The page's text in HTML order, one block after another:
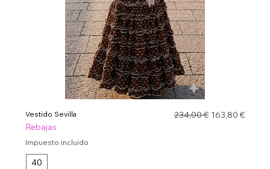
Vestido Sevilla Precio
234,00 € Precio de
163,80 €
Rebajas
Impuesto incluido
40